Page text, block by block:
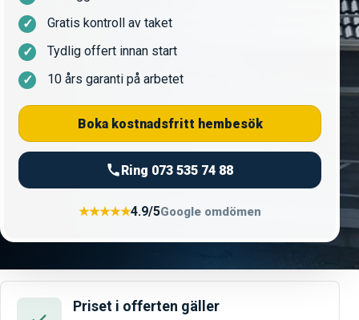
Gratis kontroll av taket
Tydlig offert innan start
10 års garanti på arbetet
Boka kostnadsfritt hembesök
Ring 073 535 74 88
★★★★★4.9/5Google omdömen
Priset i offerten gäller